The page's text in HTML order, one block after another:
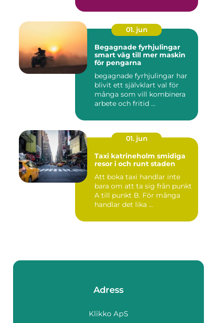
01. jun
Begagnade fyrhjulingar
smart väg till mer maskin
för pengarna
begagnade fyrhjulingar har
blivit ett självklart val för
många som vill kombinera
arbete och fritid ...
01. jun
Taxi katrineholm smidiga
resor i och runt staden
Att boka taxi handlar inte
bara om att ta sig från punkt
A till punkt B. För många
handlar det lika ...
Adress